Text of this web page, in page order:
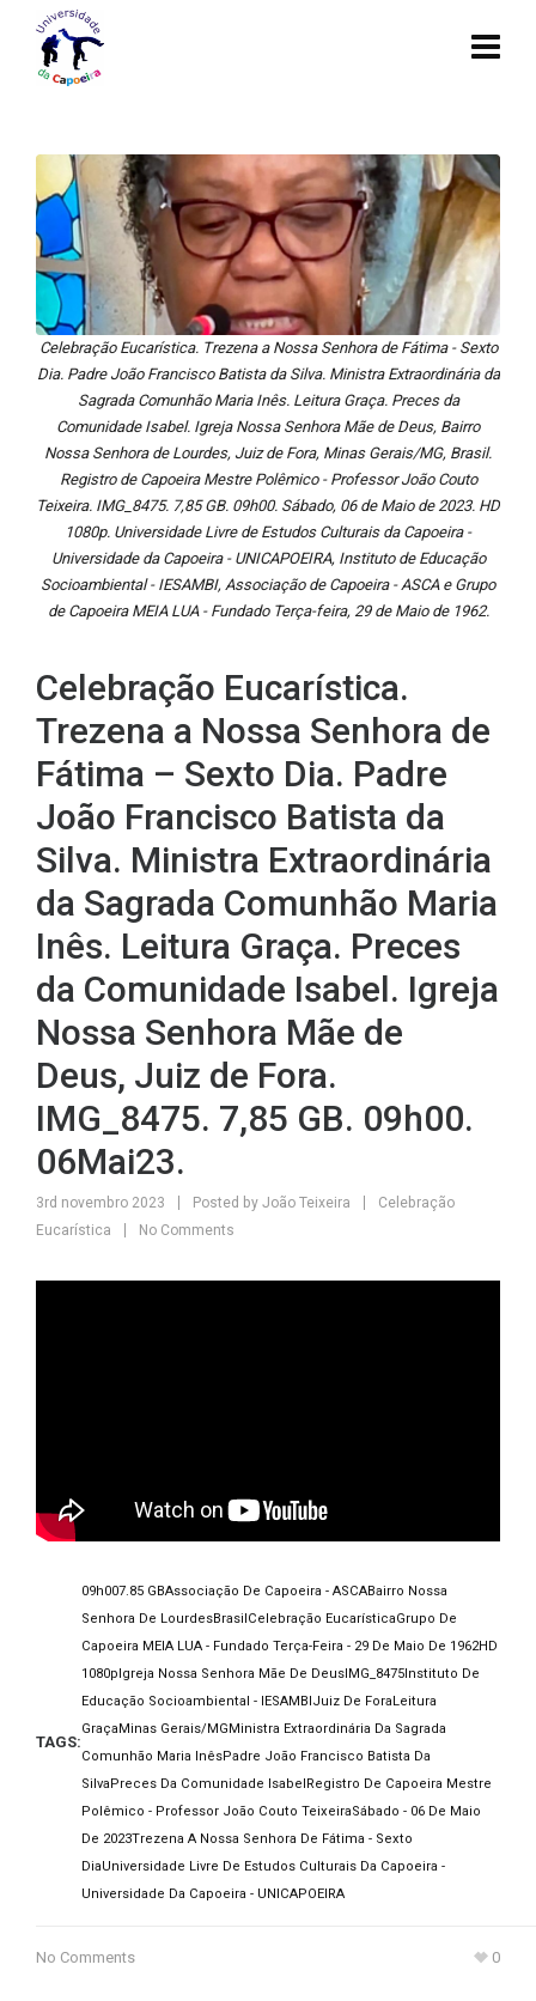
Celebração Eucarística. Trezena a Nossa Senhora de Fátima - Sexto
Dia. Padre João Francisco Batista da Silva. Ministra Extraordinária da
Sagrada Comunhão Maria Inês. Leitura Graça. Preces da
Comunidade Isabel. Igreja Nossa Senhora Mãe de Deus, Bairro
Nossa Senhora de Lourdes, Juiz de Fora, Minas Gerais/MG, Brasil.
Registro de Capoeira Mestre Polêmico - Professor João Couto
Teixeira. IMG_8475. 7,85 GB. 09h00. Sábado, 06 de Maio de 2023. HD
1080p. Universidade Livre de Estudos Culturais da Capoeira -
Universidade da Capoeira - UNICAPOEIRA, Instituto de Educação
Socioambiental - IESAMBI, Associação de Capoeira - ASCA e Grupo
de Capoeira MEIA LUA - Fundado Terça-feira, 29 de Maio de 1962.
Celebração Eucarística.
Trezena a Nossa Senhora de
Fátima – Sexto Dia. Padre
João Francisco Batista da
Silva. Ministra Extraordinária
da Sagrada Comunhão Maria
Inês. Leitura Graça. Preces
da Comunidade Isabel. Igreja
Nossa Senhora Mãe de
Deus, Juiz de Fora.
IMG_8475. 7,85 GB. 09h00.
06Mai23.
3rd novembro 2023 Posted by João Teixeira
Celebração
Eucarística
No Comments
TAGS:
09h007.85 GBAssociação De Capoeira - ASCABairro Nossa
Senhora De LourdesBrasil Celebração EucarísticaGrupo De
Capoeira MEIA LUA - Fundado Terça-Feira - 29 De Maio De 1962HD
1080p Igreja Nossa Senhora Mãe De Deus IMG_8475 Instituto De
Educação Socioambiental - IESAMBI Juiz De Fora Leitura
Graça Minas Gerais/MG Ministra Extraordinária Da Sagrada
Comunhão Maria InêsPadre João Francisco Batista Da
Silva Preces Da Comunidade Isabel Registro De Capoeira Mestre
Polêmico - Professor João Couto TeixeiraSábado - 06 De Maio
De 2023Trezena A Nossa Senhora De Fátima - Sexto
DiaUniversidade Livre De Estudos Culturais Da Capoeira -
Universidade Da Capoeira - UNICAPOEIRA
No Comments 0